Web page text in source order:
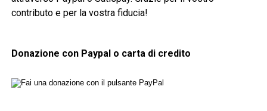
contributo e per la vostra fiducia!
Donazione con Paypal o carta di credito